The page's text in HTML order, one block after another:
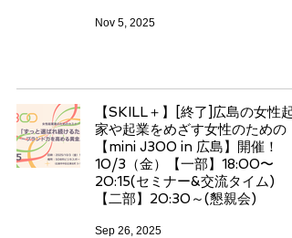
Nov 5, 2025
【SKILL＋】[終了]広島の女性起
家や起業をめざす女性のための
【mini J300 in 広島】開催！
10/3（金）【一部】18:00〜
20:15(セミナー&交流タイム)
【二部】20:30～(懇親会)
Sep 26, 2025